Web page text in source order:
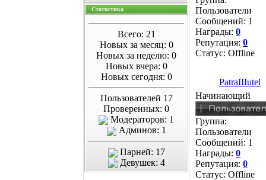
Статистика
Всего: 21
Новых за месяц: 0
Новых за неделю: 0
Новых вчера: 0
Новых сегодня: 0
Пользователей 17
Проверенных: 0
Модераторов: 1
Админов: 1
Парней: 17
Девушек: 4
Пользователи
Сообщений: 1
Награды: 0
Репутация: 0
Статус: Offline
PatraIIIutel
Начинающий
Группа:
Пользователи
Сообщений: 1
Награды: 0
Репутация: 0
Статус: Offline